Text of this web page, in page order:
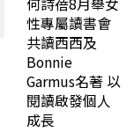
何詩蓓8月舉女
性專屬讀書會
共讀西西及
Bonnie
Garmus名著 以
閱讀啟發個人
成長